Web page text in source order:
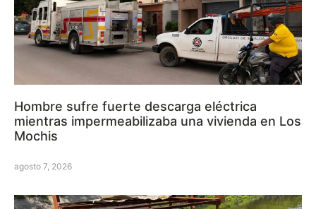
Hombre sufre fuerte descarga eléctrica
mientras impermeabilizaba una vivienda en Los
Mochis
agosto 7, 2026